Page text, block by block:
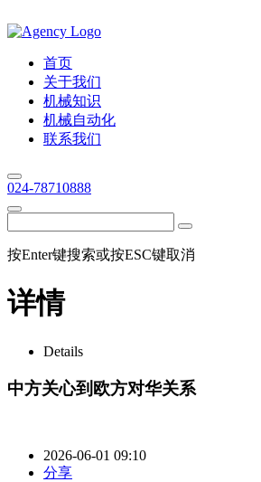
首页
关于我们
机械知识
机械自动化
联系我们
024-78710888
按Enter键搜索或按ESC键取消
详情
Details
中方关心到欧方对华关系
2026-06-01 09:10
分享